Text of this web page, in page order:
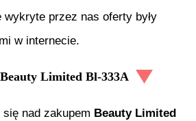
wykryte przez nas oferty były
w internecie.
Beauty Limited Bl-333A
nad zakupem Beauty Limited